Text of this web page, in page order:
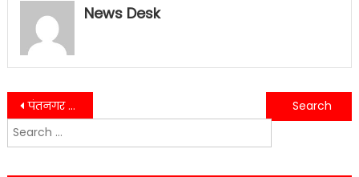
News Desk
Post
navigation
पंतनगर कृषि मेले में जुटे हजारों किसान, नई तकनीक और योजनाओं की मिली जानकारी….
लोक अदालत में उमड़ा लोगों का भरोसा, हजारों मामलों का हुआ आपसी समझौते से निपटारा….
Search
for: